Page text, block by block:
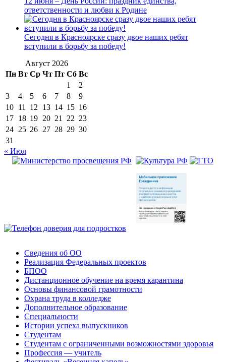
ответственности и любви к Родине
Сегодня в Красноярске сразу двое наших ребят
вступили в борьбу за победу!
Август 2026
Пн Вт Ср Чт Пт Сб Вс
1
2
3
4 5 6 7 8
9
10 11 12 13 14 15 16
17 18 19 20 21 22 23
24 25 26 27 28 29 30
31
« Июл
Сведения об ОО
Реализация Федеральных проектов
БПОО
Дистанционное обучение на время карантина
Основы финансовой грамотности
Охрана труда в колледже
Дополнительное образование
Специальности
Истории успеха выпускников
Студентам
Студентам с ограниченными возможностями здоровья
Профессия — учитель